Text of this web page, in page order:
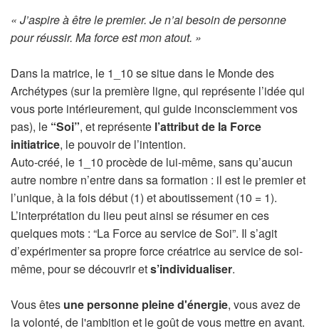
« J’aspire à être le premier. Je n’ai besoin de personne
pour réussir. Ma force est mon atout. »
Dans la matrice, le 1_10 se situe dans le Monde des
Archétypes (sur la première ligne, qui représente l’idée qui
vous porte intérieurement, qui guide inconsciemment vos
pas), le “Soi”, et représente l’attribut de la Force
initiatrice, le pouvoir de l’intention.
Auto-créé, le 1_10 procède de lui-même, sans qu’aucun
autre nombre n’entre dans sa formation : il est le premier et
l’unique, à la fois début (1) et aboutissement (10 = 1).
L’interprétation du lieu peut ainsi se résumer en ces
quelques mots : “La Force au service de Soi”. Il s’agit
d’expérimenter sa propre force créatrice au service de soi-
même, pour se découvrir ets’individualiser.
Vous êtes une personne pleine d'énergie, vous avez de
la volonté, de l'ambition et le goût de vous mettre en avant.